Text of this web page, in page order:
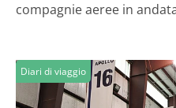
compagnie aeree in
Diari di viaggio